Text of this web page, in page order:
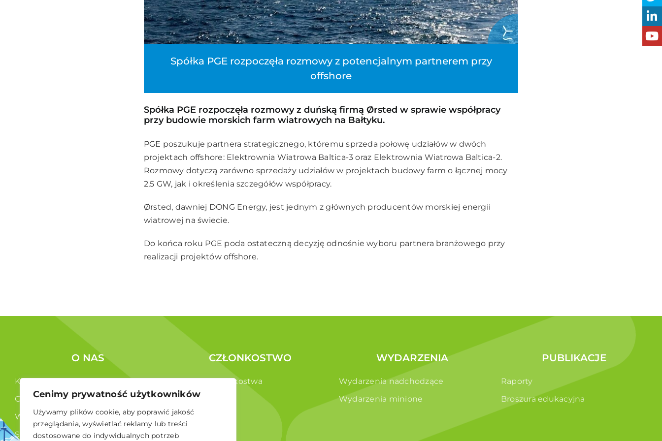
Cenimy prywatność użytkowników
Używamy plików cookie, aby poprawić jakość
przeglądania, wyświetlać reklamy lub treści
dostosowane do indywidualnych potrzeb
Spółka PGE rozpoczęła rozmowy z potencjalnym partnerem przy
offshore
Spółka PGE rozpoczęła rozmowy z duńską firmą Ørsted w sprawie współpracy
przy budowie morskich farm wiatrowych na Bałtyku.
PGE poszukuje partnera strategicznego, któremu sprzeda połowę udziałów w dwóch
projektach offshore: Elektrownia Wiatrowa Baltica-3 oraz Elektrownia Wiatrowa Baltica-2.
Rozmowy dotyczą zarówno sprzedaży udziałów w projektach budowy farm o łącznej mocy
2,5 GW, jak i określenia szczegółów współpracy.
Ørsted, dawniej DONG Energy, jest jednym z głównych producentów morskiej energii
wiatrowej na świecie.
Do końca roku PGE poda ostateczną decyzję odnośnie wyboru partnera branżowego przy
realizacji projektów offshore.
O NAS
Kim jesteśmy ?
Co robimy ?
Władze
Statut
CZŁONKOSTWO
Korzyści członkostwa
Członkowie
WYDARZENIA
Wydarzenia nadchodzące
Wydarzenia minione
PUBLIKACJE
Raporty
Broszura edukacyjna